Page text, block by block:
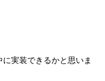
実装できるかと思いま